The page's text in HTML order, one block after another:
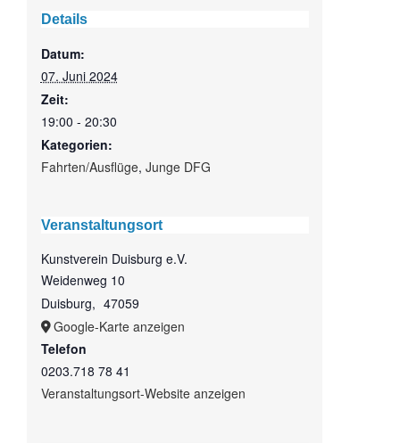
Details
Datum:
07. Juni 2024
Zeit:
19:00 - 20:30
Kategorien:
Fahrten/Ausflüge, Junge DFG
Veranstaltungsort
Kunstverein Duisburg e.V.
Weidenweg 10
Duisburg, 47059
Google-Karte anzeigen
Telefon
0203.718 78 41
Veranstaltungsort-Website anzeigen